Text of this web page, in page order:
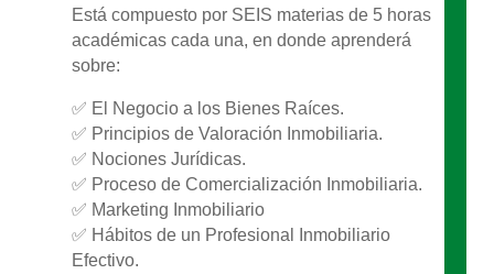
Está compuesto por SEIS materias de 5 horas
académicas cada una, en donde aprenderá
sobre:
✅ El Negocio a los Bienes Raíces.
✅ Principios de Valoración Inmobiliaria.
✅ Nociones Jurídicas.
✅ Proceso de Comercialización Inmobiliaria.
✅ Marketing Inmobiliario
✅ Hábitos de un Profesional Inmobiliario
Efectivo.